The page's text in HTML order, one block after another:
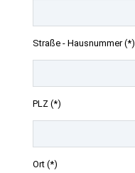
Straße - Hausnummer (*)
PLZ (*)
Ort (*)